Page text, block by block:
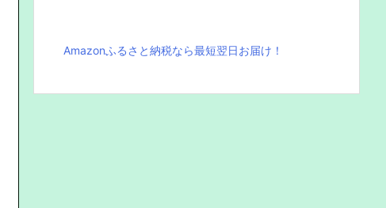
Amazonふるさと納税なら最短翌日お届け！